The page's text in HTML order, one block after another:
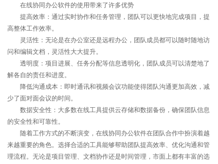
在线协同办公软件的使用带来了许多优势
提高效率：通过实时协作和任务管理，团队可以更快地完成项目，提
高整体工作效率。
灵活性：无论是在办公室还是远程办公，团队成员都可以随时随地访
问和编辑文档，灵活性大大提升。
透明度：项目进展、任务分配等信息透明化，团队成员可以清楚地了
解各自的责任和进度。
降低沟通成本：即时通讯和视频会议功能使得团队沟通更加高效，减
少了面对面会议的时间。
数据安全性：大多数在线工具提供云存储和数据备份，确保团队信息
的安全性和可靠性。
随着工作方式的不断演变，在线协同办公软件在团队合作中扮演着越
来越重要的角色。选择合适的工具能够帮助团队提高效率、优化沟通和管
理流程。无论是项目管理、文档协作还是时间管理，市面上都有丰富的选